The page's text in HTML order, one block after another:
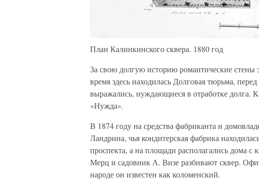
План Калинкинского сквера. 1880 год
За свою долгую историю романтические стены
время здесь находилась Долговая тюрьма,
выражались, нуждающиеся в отработке долга.
«Нужда».
В 1874 году на средства фабриканта и
Ландрина, чья кондитерская фабрика
проспекта, а на площади располагались дома
Мерц и садовник А. Визе разбивают сквер.
народе он известен как коломенский.